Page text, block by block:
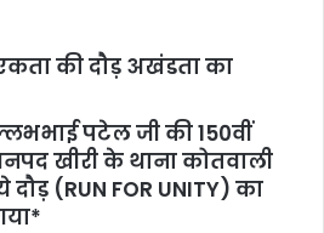
की दौड़ अखंडता का
पटेल जी की 150वीं
खीरी के थाना कोतवाली
(RUN FOR UNITY) का